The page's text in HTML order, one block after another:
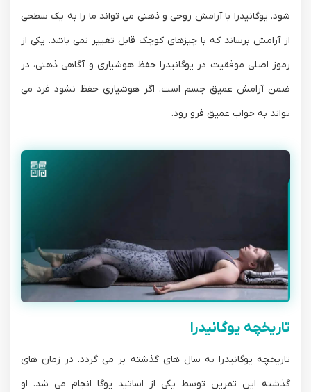
شود. یوگانیدرا با آرامش روحی و ذهنی می تواند ما را به یک سطحی
از آرامش برساند که با چیزهای کوچک قابل تغییر نمی باشد. یکی از
رموز اصلی موفقیت در یوگانیدرا حفظ هوشیاری و آگاهی ذهنی، در
ضمن آرامش عمیق جسم است. اگر هوشیاری حفظ نشود فرد می
تواند به خواب عمیق فرو رود.
تاریخچه یوگانیدرا
تاریخچه یوگانیدرا به سال های گذشته بر می گردد. در زمان های
گذشته این تمرین توسط یکی از اساتید یوگا انجام می شد. او